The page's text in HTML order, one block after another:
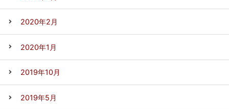
2020年2月
2020年1月
2019年10月
2019年5月